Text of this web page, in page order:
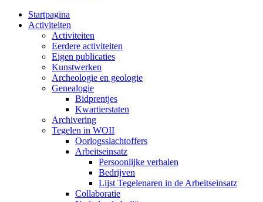
Startpagina
Activiteiten
Activiteiten
Eerdere activiteiten
Eigen publicaties
Kunstwerken
Archeologie en geologie
Genealogie
Bidprentjes
Kwartierstaten
Archivering
Tegelen in WOII
Oorlogsslachtoffers
Arbeitseinsatz
Persoonlijke verhalen
Bedrijven
Lijst Tegelenaren in de Arbeitseinsatz
Collaboratie